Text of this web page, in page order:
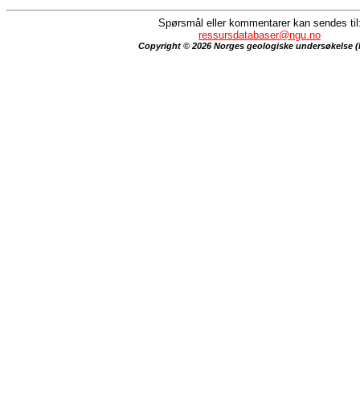
Spørsmål eller kommentarer kan sendes
ressursdatabaser@ngu.no
Copyright © 2026 Norges geologiske undersøkelse